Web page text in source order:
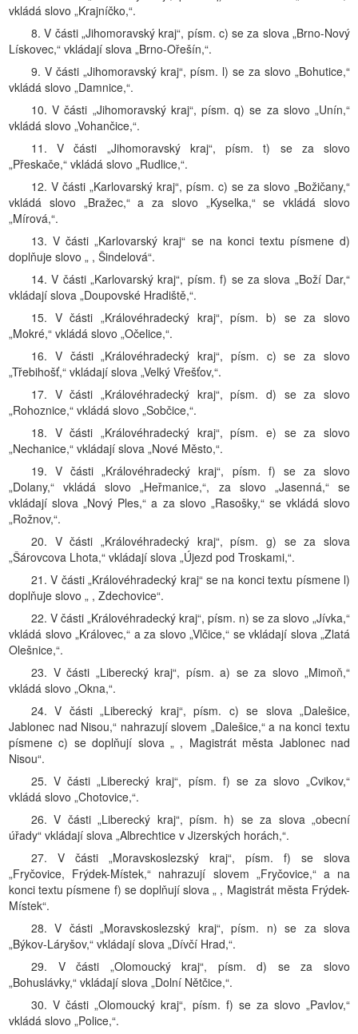
vkládá slovo „Krajníčko,“.
8. V části „Jihomoravský kraj“, písm. c) se za slova „Brno-Nový
Lískovec,“ vkládají slova „Brno-Ořešín,“.
9. V části „Jihomoravský kraj“, písm. l) se za slovo „Bohutice,“
vkládá slovo „Damnice,“.
10. V části „Jihomoravský kraj“, písm. q) se za slovo „Unín,“
vkládá slovo „Vohančice,“.
11. V části „Jihomoravský kraj“, písm. t) se za slovo
„Přeskače,“ vkládá slovo „Rudlice,“.
12. V části „Karlovarský kraj“, písm. c) se za slovo „Božičany,“
vkládá slovo „Bražec,“ a za slovo „Kyselka,“ se vkládá slovo
„Mírová,“.
13. V části „Karlovarský kraj“ se na konci textu písmene d)
doplňuje slovo „ , Šindelová“.
14. V části „Karlovarský kraj“, písm. f) se za slova „Boží Dar,“
vkládají slova „Doupovské Hradiště,“.
15. V části „Královéhradecký kraj“, písm. b) se za slovo
„Mokré,“ vkládá slovo „Očelice,“.
16. V části „Královéhradecký kraj“, písm. c) se za slovo
„Třebihošť,“ vkládají slova „Velký Vřešťov,“.
17. V části „Královéhradecký kraj“, písm. d) se za slovo
„Rohoznice,“ vkládá slovo „Sobčice,“.
18. V části „Královéhradecký kraj“, písm. e) se za slovo
„Nechanice,“ vkládají slova „Nové Město,“.
19. V části „Královéhradecký kraj“, písm. f) se za slovo
„Dolany,“ vkládá slovo „Heřmanice,“, za slovo „Jasenná,“ se
vkládají slova „Nový Ples,“ a za slovo „Rasošky,“ se vkládá slovo
„Rožnov,“.
20. V části „Královéhradecký kraj“, písm. g) se za slova
„Šárovcova Lhota,“ vkládají slova „Újezd pod Troskami,“.
21. V části „Královéhradecký kraj“ se na konci textu písmene l)
doplňuje slovo „ , Zdechovice“.
22. V části „Královéhradecký kraj“, písm. n) se za slovo „Jívka,“
vkládá slovo „Královec,“ a za slovo „Vlčice,“ se vkládají slova „Zlatá
Olešnice,“.
23. V části „Liberecký kraj“, písm. a) se za slovo „Mimoň,“
vkládá slovo „Okna,“.
24. V části „Liberecký kraj“, písm. c) se slova „Dalešice,
Jablonec nad Nisou,“ nahrazují slovem „Dalešice,“ a na konci textu
písmene c) se doplňují slova „ , Magistrát města Jablonec nad
Nisou“.
25. V části „Liberecký kraj“, písm. f) se za slovo „Cvikov,“
vkládá slovo „Chotovice,“.
26. V části „Liberecký kraj“, písm. h) se za slova „obecní
úřady“ vkládají slova „Albrechtice v Jizerských horách,“.
27. V části „Moravskoslezský kraj“, písm. f) se slova
„Fryčovice, Frýdek-Místek,“ nahrazují slovem „Fryčovice,“ a na
konci textu písmene f) se doplňují slova „ , Magistrát města Frýdek-
Místek“.
28. V části „Moravskoslezský kraj“, písm. n) se za slova
„Býkov-Láryšov,“ vkládají slova „Dívčí Hrad,“.
29. V části „Olomoucký kraj“, písm. d) se za slovo
„Bohuslávky,“ vkládají slova „Dolní Nětčice,“.
30. V části „Olomoucký kraj“, písm. f) se za slovo „Pavlov,“
vkládá slovo „Police,“.